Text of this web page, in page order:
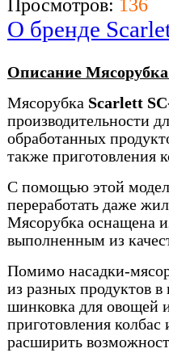
Просмотров: 136
О бренде
Описание
Мясорубка Scarlett
производительности
обработанных
также приготовления
С помощью этой
переработать даже
Мясорубка оснащена
выполненным из
Помимо насадки-
из разных продуктов
шинковка для овощей
приготовления
расширить